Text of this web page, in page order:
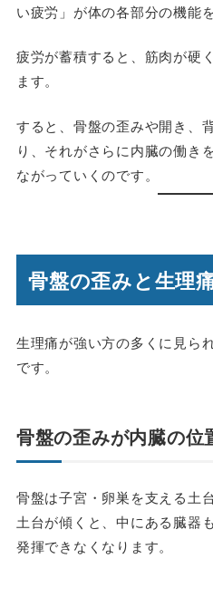
い疲労」が体の各部分の機能
疲労が蓄積すると、筋肉が硬
ます。
すると、骨盤の歪みや開き、
り、それがさらに内臓の働き
ながっていくのです。
骨盤の歪みと生理
生理痛が強い方の多くに見ら
です。
骨盤の歪みが内臓の位
骨盤は子宮・卵巣を支える土台
土台が傾くと、中にある臓器
発揮できなくなります。